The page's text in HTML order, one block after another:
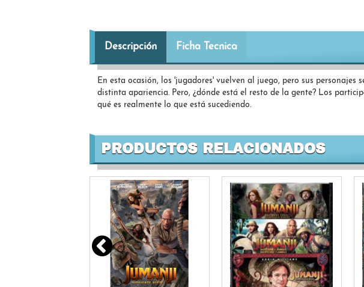
Descripción Ficha Tecnica
En esta ocasión, los 'jugadores' vuelven al juego, pero sus
distinta apariencia. Pero, ¿dónde está el resto de la gente? Los
qué es realmente lo que está sucediendo.
PRODUCTOS RELACIONADOS